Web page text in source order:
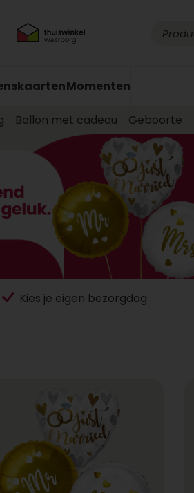
Momenten
Ballon met cadeau Geboorte
Kies je eigen bezorgdag